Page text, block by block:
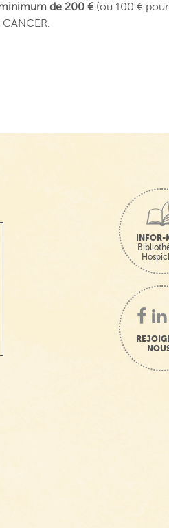
de 200 €(ou 100 €
INFOR-